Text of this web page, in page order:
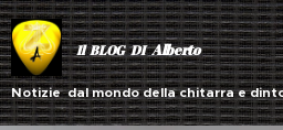
Il BLOG DIAlberto
Notizie dal mondo della chitarra e